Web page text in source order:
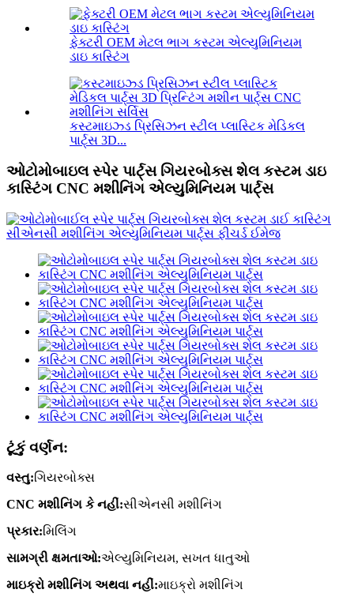
ફેક્ટરી OEM મેટલ ભાગ કસ્ટમ એલ્યુમિનિયમ
ડાઇ કાસ્ટિંગ
કસ્ટમાઇઝ્ડ પ્રિસિઝન સ્ટીલ પ્લાસ્ટિક મેડિકલ
પાર્ટ્સ 3D...
ઓટોમોબાઇલ સ્પેર પાર્ટ્સ ગિયરબોક્સ શેલ કસ્ટમ ડાઇ
કાસ્ટિંગ CNC મશીનિંગ એલ્યુમિનિયમ પાર્ટ્સ
ટૂંકું વર્ણન:
વસ્તુ:ગિયરબોક્સ
CNC મશીનિંગ કે નહીં:સીએનસી મશીનિંગ
પ્રકાર:મિલિંગ
સામગ્રી ક્ષમતાઓ:એલ્યુમિનિયમ, સખત ધાતુઓ
માઇક્રો મશીનિંગ અથવા નહીં:માઇક્રો મશીનિંગ